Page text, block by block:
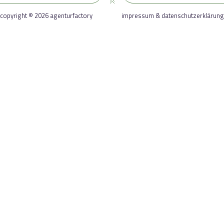
copyright © 2026 agenturfactory impressum & datenschutzerklärung